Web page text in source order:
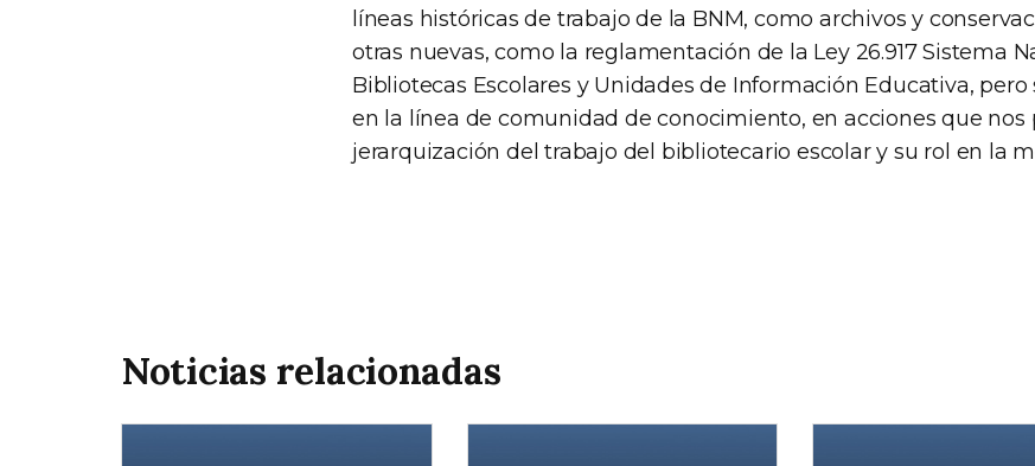
líneas históricas de trabajo de la BNM, como archivos y
otras nuevas, como la reglamentación de la Ley 26.917 Sistema
Bibliotecas Escolares y Unidades de Información Educativa,
en la línea de comunidad de conocimiento, en acciones que nos
jerarquización del trabajo del bibliotecario escolar y su rol en la
Noticias relacionadas